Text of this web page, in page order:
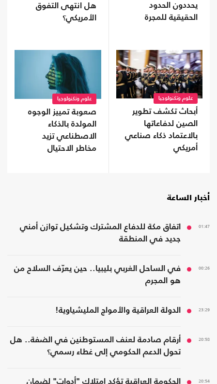
يحددون الحدود
الحقيقية للمجرة
هل انتهى التفوق
الأمريكي؟
علوم وتكنولوجيا
أبحاث تكشف تطوير
الصين لدفاعاتها
بالاعتماد ذكاء صناعي
أمريكي
علوم وتكنولوجيا
صعوبة تمييز الوجوه
المولدة بالذكاء
الاصطناعي تزيد
مخاطر الاحتيال
أخبار الساعة
01:47
اتفاق مكة للدفاع المشترك وتشكيل توازن أمني
جديد في المنطقة
00:26
في الساحل الغربي بليبيا.. حين يعرّف السلاح من
هو المجرم
23:29 الدولة العراقية والأمواج المليشياوية!
20:58
أرقام صادمة لعنف المستوطنين في الضفة.. هل
تحول الدعم الحكومي إلى غطاء رسمي؟
20:54
الحكومة العراقية تؤكد امتلاك "أدوات" لضمان